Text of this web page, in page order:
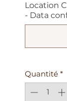
Location
- Data
Quantité *